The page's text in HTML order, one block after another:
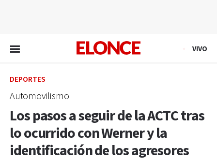
VIVO
DEPORTES
Automovilismo
Los pasos a seguir de la ACTC tras
lo ocurrido con Werner y la
identificación de los agresores